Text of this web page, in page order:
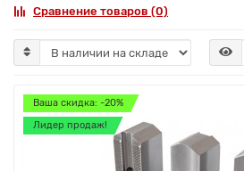
Сравнение товаров (0)
Ваша скидка: -20%
Лидер продаж!